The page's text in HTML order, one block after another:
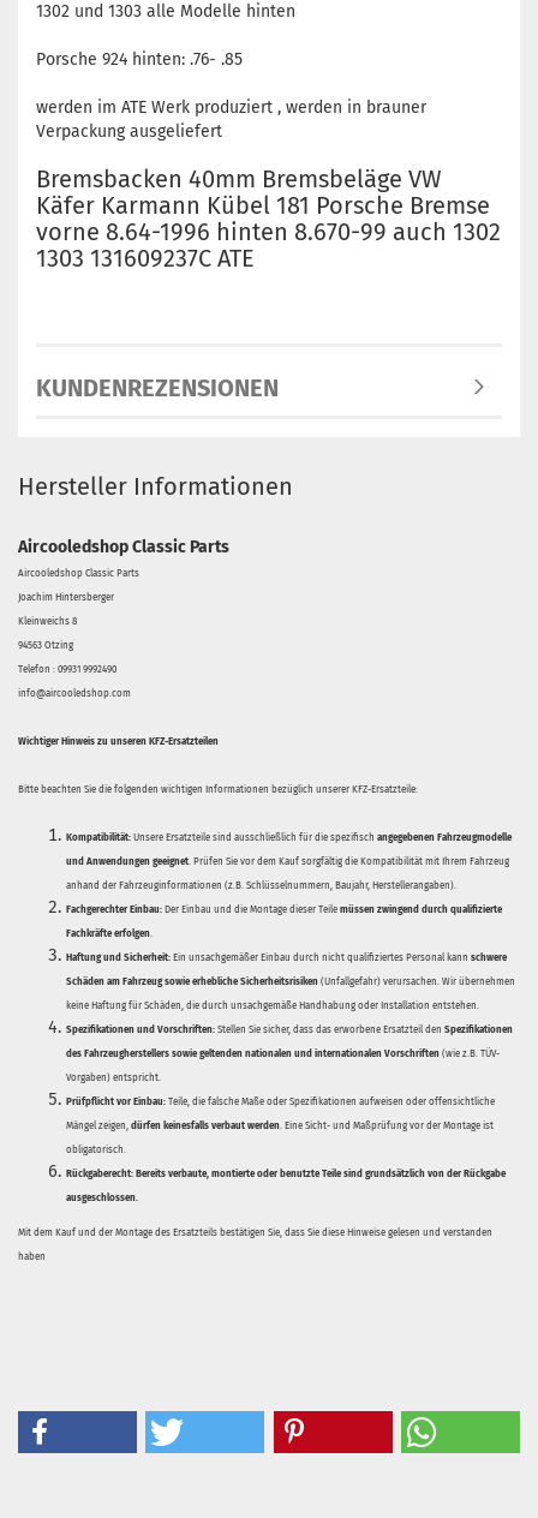
1302 und 1303 alle Modelle hinten
Porsche 924 hinten: .76- .85
werden im ATE Werk produziert , werden in brauner
Verpackung ausgeliefert
Bremsbacken 40mm Bremsbeläge VW
Käfer Karmann Kübel 181 Porsche Bremse
vorne 8.64-1996 hinten 8.670-99 auch 1302
1303 131609237C ATE
KUNDENREZENSIONEN
Hersteller Informationen
Aircooledshop Classic Parts
Aircooledshop Classic Parts
Joachim Hintersberger
Kleinweichs 8
94563 Otzing
Telefon : 09931 9992490
info@aircooledshop.com
Wichtiger Hinweis zu unseren KFZ-Ersatzteilen
Bitte beachten Sie die folgenden wichtigen Informationen bezüglich unserer KFZ-Ersatzteile:
Kompatibilität: Unsere Ersatzteile sind ausschließlich für die spezifisch angegebenen Fahrzeugmodelle
und Anwendungen geeignet. Prüfen Sie vor dem Kauf sorgfältig die Kompatibilität mit Ihrem Fahrzeug
anhand der Fahrzeuginformationen (z.B. Schlüsselnummern, Baujahr, Herstellerangaben).
Fachgerechter Einbau: Der Einbau und die Montage dieser Teile müssen zwingend durch qualifizierte
Fachkräfte erfolgen.
Haftung und Sicherheit: Ein unsachgemäßer Einbau durch nicht qualifiziertes Personal kann schwere
Schäden am Fahrzeug sowie erhebliche Sicherheitsrisiken (Unfallgefahr) verursachen. Wir übernehmen
keine Haftung für Schäden, die durch unsachgemäße Handhabung oder Installation entstehen.
Spezifikationen und Vorschriften: Stellen Sie sicher, dass das erworbene Ersatzteil den Spezifikationen
des Fahrzeugherstellers sowie geltenden nationalen und internationalen Vorschriften (wie z.B. TÜV-
Vorgaben) entspricht.
Prüfpflicht vor Einbau: Teile, die falsche Maße oder Spezifikationen aufweisen oder offensichtliche
Mängel zeigen, dürfen keinesfalls verbaut werden. Eine Sicht- und Maßprüfung vor der Montage ist
obligatorisch.
Rückgaberecht: Bereits verbaute, montierte oder benutzte Teile sind grundsätzlich von der Rückgabe
ausgeschlossen.
Mit dem Kauf und der Montage des Ersatzteils bestätigen Sie, dass Sie diese Hinweise gelesen und verstanden
haben